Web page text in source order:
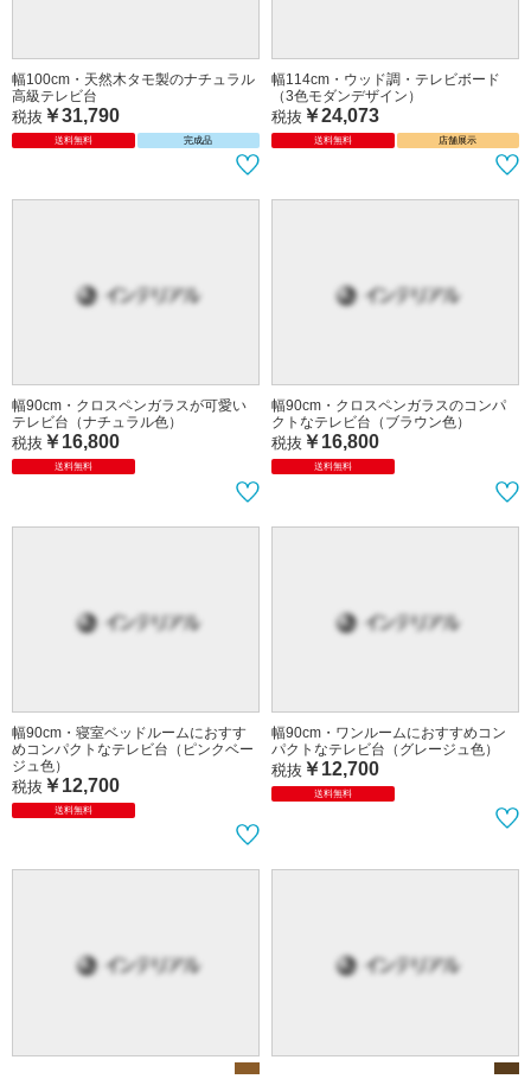
幅100cm・天然木タモ製のナチュラル
高級テレビ台
税抜 ￥31,790
送料無料 完成品
幅114cm・ウッド調・テレビボード
（3色モダンデザイン）
税抜 ￥24,073
送料無料 店舗展示
幅90cm・クロスペンガラスが可愛い
テレビ台（ナチュラル色）
税抜 ￥16,800
送料無料
幅90cm・クロスペンガラスのコンパ
クトなテレビ台（ブラウン色）
税抜 ￥16,800
送料無料
幅90cm・寝室ベッドルームにおすす
めコンパクトなテレビ台（ピンクベー
ジュ色）
税抜 ￥12,700
送料無料
幅90cm・ワンルームにおすすめコン
パクトなテレビ台（グレージュ色）
税抜 ￥12,700
送料無料